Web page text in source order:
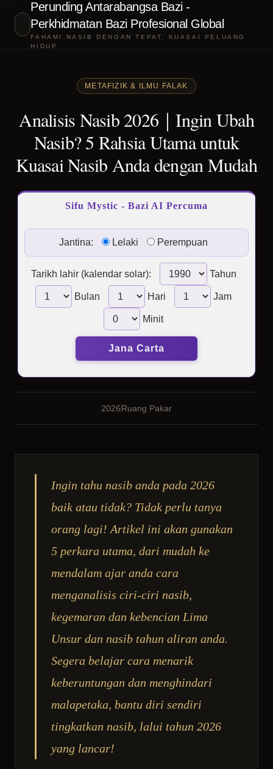
Perunding Antarabangsa Bazi -
Perkhidmatan Bazi Profesional Global
FAHAMI NASIB DENGAN TEPAT, KUASAI PELUANG
HIDUP
METAFIZIK & ILMU FALAK
Analisis Nasib 2026｜Ingin Ubah
Nasib? 5 Rahsia Utama untuk
Kuasai Nasib Anda dengan Mudah
Sifu Mystic - Bazi AI Percuma
Jantina: Lelaki Perempuan
Tarikh lahir (kalendar solar): Tahun
Bulan Hari Jam
Minit
Jana Carta
2026Ruang Pakar
Ingin tahu nasib anda pada 2026
baik atau tidak? Tidak perlu tanya
orang lagi! Artikel ini akan gunakan
5 perkara utama, dari mudah ke
mendalam ajar anda cara
menganalisis ciri-ciri nasib,
kegemaran dan kebencian Lima
Unsur dan nasib tahun aliran anda.
Segera belajar cara menarik
keberuntungan dan menghindari
malapetaka, bantu diri sendiri
tingkatkan nasib, lalui tahun 2026
yang lancar!